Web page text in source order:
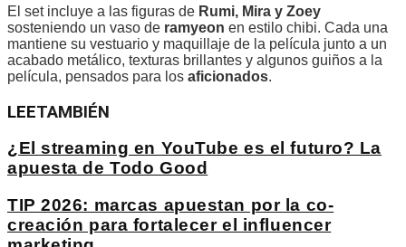
El set incluye a las figuras de Rumi, Mira y Zoey
sosteniendo un vaso de ramyeon en estilo chibi. Cada una
mantiene su vestuario y maquillaje de la película junto a un
acabado metálico, texturas brillantes y algunos guiños a la
película, pensados para los aficionados.
LEETAMBIÉN
¿El streaming en YouTube es el futuro? La
apuesta de Todo Good
TIP 2026: marcas apuestan por la co-
creación para fortalecer el influencer